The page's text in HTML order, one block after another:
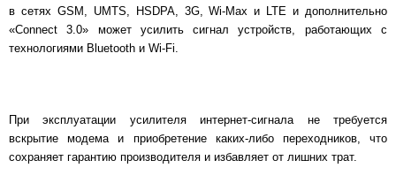
в сетях GSM, UMTS, HSDPA, 3G, Wi-Max и LTE и дополнительно
«Connect 3.0» может усилить сигнал устройств, работающих с
технологиями Bluetooth и Wi-Fi.
При эксплуатации усилителя интернет-сигнала не требуется
вскрытие модема и приобретение каких-либо переходников, что
сохраняет гарантию производителя и избавляет от лишних трат.